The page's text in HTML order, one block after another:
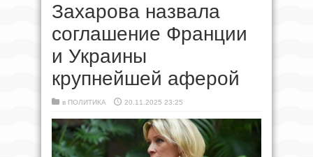
Захарова назвала
соглашение Франции
и Украины
крупнейшей аферой
в ПОЛИТИКА 20.11.2025 23:25